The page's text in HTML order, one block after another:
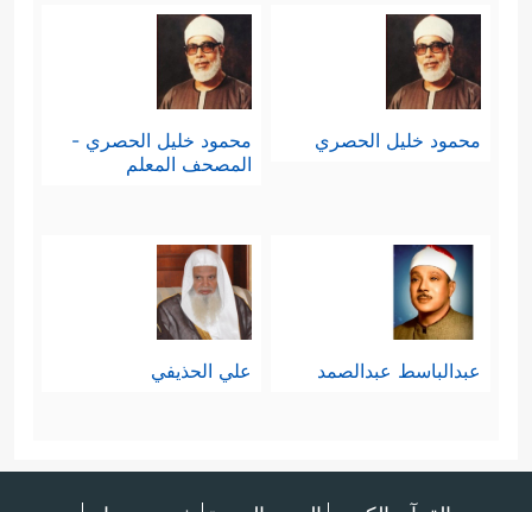
محمود خليل الحصري
محمود خليل الحصري -
المصحف المعلم
عبدالباسط عبدالصمد علي الحذيفي